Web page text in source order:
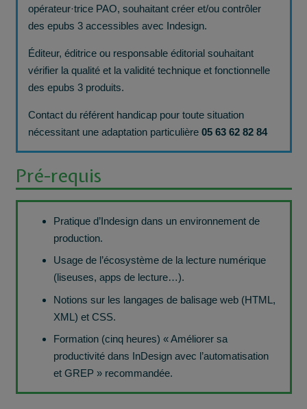
opérateur·trice PAO, souhaitant créer et/ou contrôler
des epubs 3 accessibles avec Indesign.
Éditeur, éditrice ou responsable éditorial souhaitant
vérifier la qualité et la validité technique et fonctionnelle
des epubs 3 produits.
Contact du référent handicap pour toute situation
nécessitant une adaptation particulière 05 63 62 82 84
Pré-requis
Pratique d’Indesign dans un environnement de
production.
Usage de l’écosystème de la lecture numérique
(liseuses, apps de lecture…).
Notions sur les langages de balisage web (HTML,
XML) et CSS.
Formation (cinq heures) « Améliorer sa
productivité dans InDesign avec l’automatisation
et GREP » recommandée.